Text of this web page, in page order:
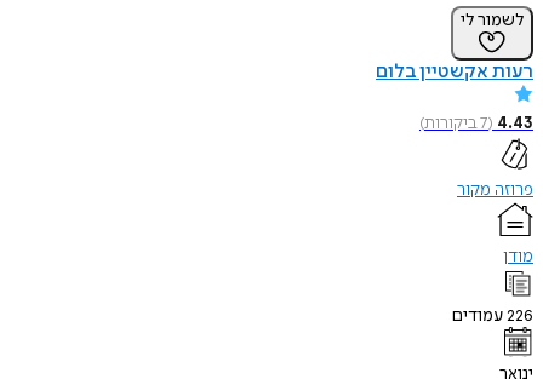
לשמור לי
רעות אקשטיין בלום
4.43
(
7ביקורות)
פרוזה מקור
מודן
226עמודים
ינואר